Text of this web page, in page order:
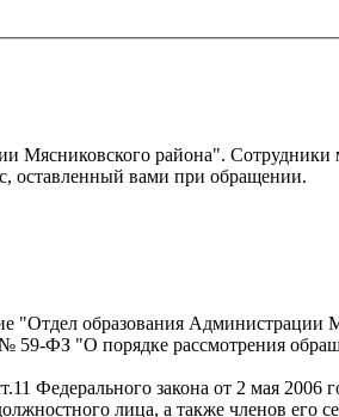
Мясниковского района". Сотрудники
оставленный вами при обращении.
"Отдел образования Администрации
59-ФЗ "О порядке рассмотрения
Федерального закона от 2 мая 2006
лица, а также членов его